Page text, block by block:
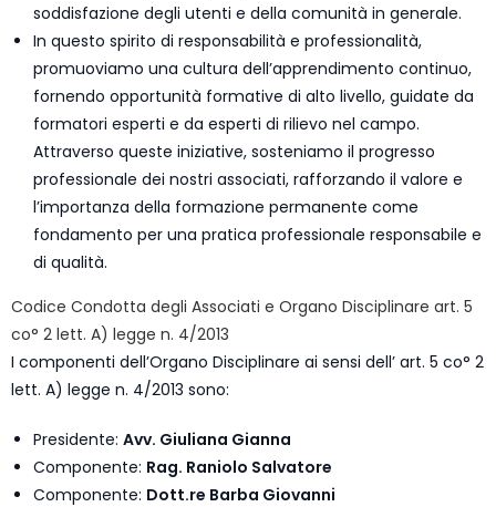
soddisfazione degli utenti e della comunità in generale.
In questo spirito di responsabilità e professionalità,
promuoviamo una cultura dell’apprendimento continuo,
fornendo opportunità formative di alto livello, guidate da
formatori esperti e da esperti di rilievo nel campo.
Attraverso queste iniziative, sosteniamo il progresso
professionale dei nostri associati, rafforzando il valore e
l’importanza della formazione permanente come
fondamento per una pratica professionale responsabile e
di qualità.
Codice Condotta degli Associati e Organo Disciplinare art. 5
co° 2 lett. A) legge n. 4/2013
I componenti dell’Organo Disciplinare ai sensi dell’ art. 5 co° 2
lett. A) legge n. 4/2013 sono:
Presidente: Avv. Giuliana Gianna
Componente: Rag. Raniolo Salvatore
Componente: Dott.re Barba Giovanni